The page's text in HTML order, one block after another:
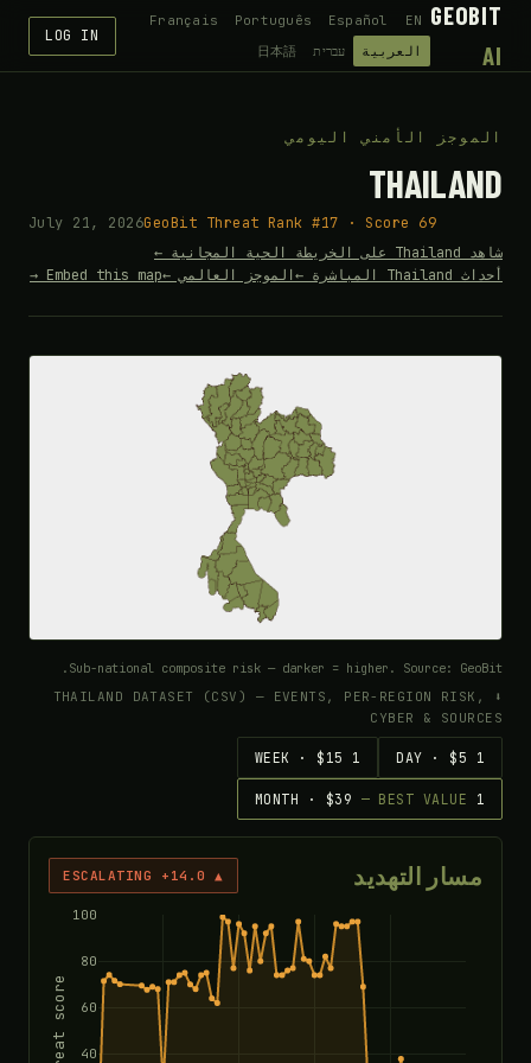
GEOBIT
AI
EN
Español
Português
Français
العربية
עברית 日本語
LOG IN
الموجز الأمني اليومي
THAILAND
July 21, 2026GeoBit Threat Rank #17 · Score 69
شاهد Thailand على الخريطة الحية المجانية ←
أحداث Thailand المباشرة ←
الموجز العالمي ←Embed this map →
Sub-national composite risk — darker = higher. Source: GeoBit.
⬇ THAILAND DATASET (CSV) — EVENTS, PER-REGION RISK,
CYBER & SOURCES
1 DAY · $5
1 WEEK · $15
1 MONTH · $39
— BEST VALUE
مسار التهديد ▲ ESCALATING +14.0
40
60
80
100
Threat score